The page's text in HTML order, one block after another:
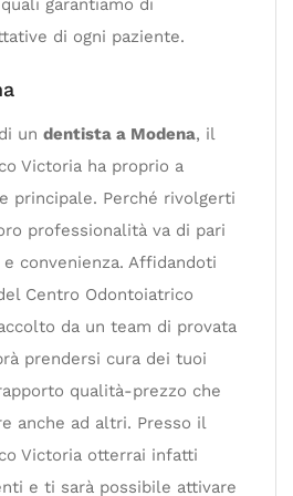
garantiamo di
di ogni paziente.
un dentista a Modena, il
Victoria ha proprio a
principale. Perché rivolgerti
professionalità va di pari
convenienza. Affidandoti
Centro Odontoiatrico
da un team di provata
prendersi cura dei tuoi
qualità-prezzo che
anche ad altri. Presso il
Victoria otterrai infatti
e ti sarà possibile attivare